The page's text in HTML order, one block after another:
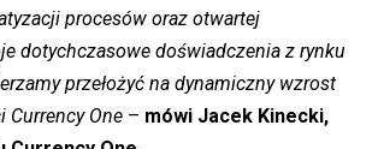
procesów oraz otwartej
dotychczasowe doświadczenia z rynku
przełożyć na dynamiczny wzrost
Currency One – mówi Jacek Kinecki,